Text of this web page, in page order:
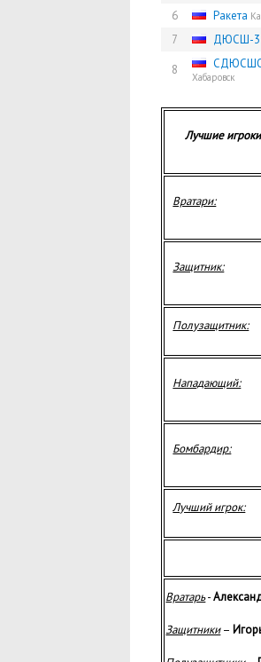
6
Ракета
7
ДЮСШ-3
8
Хабаровск
Лучшие игроки
Вратари:
Защитник:
Полузащитник:
Нападающий:
Бомбардир:
Лучший игрок:
Вратарь-
Защитники–